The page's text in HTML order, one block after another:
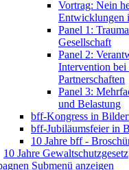
Vortrag: Nein
Entwicklungen
Panel 1:
Gesellschaft
Panel 2:
Intervention
Partnerschaften
Panel 3:
und Belastung
bff-Kongress in
bff-Jubiläumsfeier in
10 Jahre bff -
10 Jahre Gewaltschutzgesetz
Submenü anzeigen